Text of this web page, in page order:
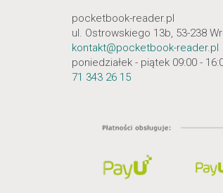
pocketbook-reader.pl
ul. Ostrowskiego 13b, 53-238
kontakt@pocketbook-reader.pl
poniedziałek - piątek 09:00 -
71 343 26 15